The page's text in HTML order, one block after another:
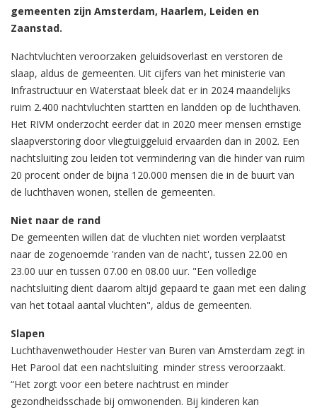
gemeenten zijn Amsterdam, Haarlem, Leiden en
Zaanstad.
Nachtvluchten veroorzaken geluidsoverlast en verstoren de
slaap, aldus de gemeenten. Uit cijfers van het ministerie van
Infrastructuur en Waterstaat bleek dat er in 2024 maandelijks
ruim 2.400 nachtvluchten startten en landden op de luchthaven.
Het RIVM onderzocht eerder dat in 2020 meer mensen ernstige
slaapverstoring door vliegtuiggeluid ervaarden dan in 2002. Een
nachtsluiting zou leiden tot vermindering van die hinder van ruim
20 procent onder de bijna 120.000 mensen die in de buurt van
de luchthaven wonen, stellen de gemeenten.
Niet naar de rand
De gemeenten willen dat de vluchten niet worden verplaatst
naar de zogenoemde 'randen van de nacht', tussen 22.00 en
23.00 uur en tussen 07.00 en 08.00 uur. "Een volledige
nachtsluiting dient daarom altijd gepaard te gaan met een daling
van het totaal aantal vluchten", aldus de gemeenten.
Slapen
Luchthavenwethouder Hester van Buren van Amsterdam zegt in
Het Parool dat een nachtsluiting minder stress veroorzaakt.
“Het zorgt voor een betere nachtrust en minder
gezondheidsschade bij omwonenden. Bij kinderen kan